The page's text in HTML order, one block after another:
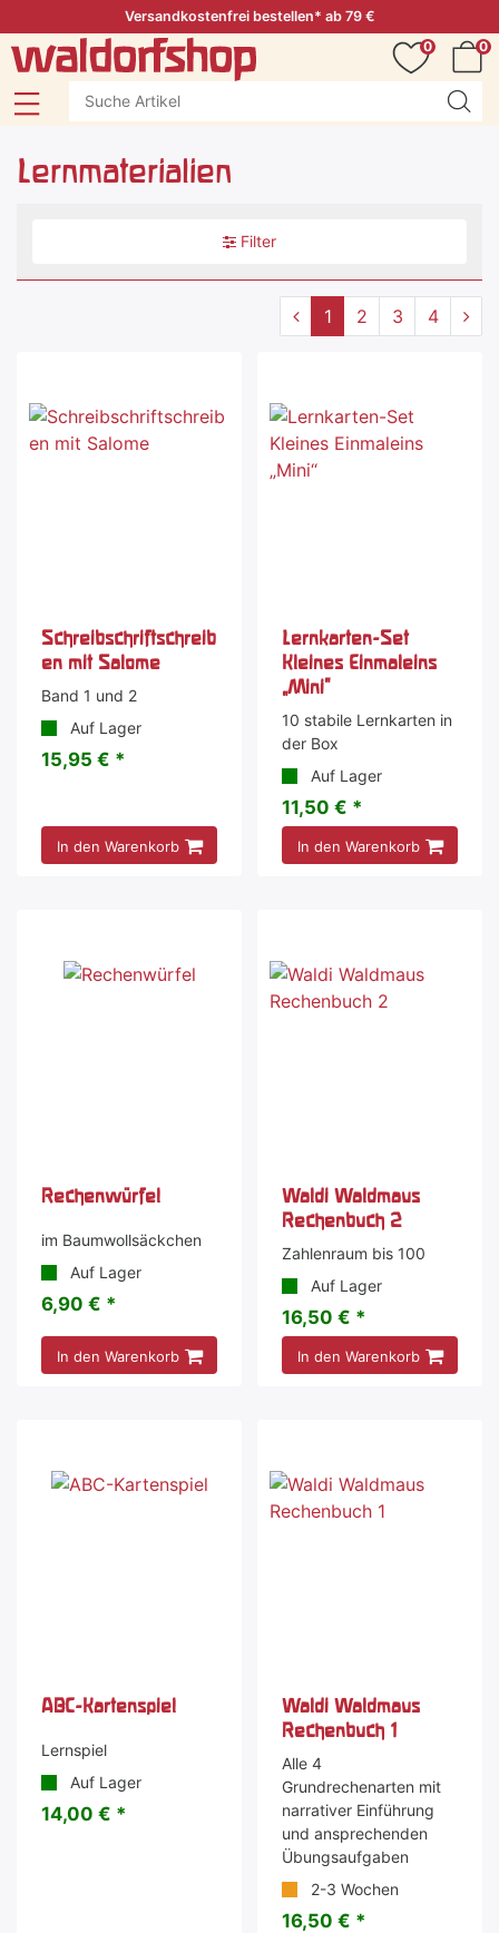
Versandkostenfrei bestellen* ab 79 €
0
0
Lernmaterialien
Filter
1 2 3 4
Schreibschriftschreib
en mit Salome
Band 1 und 2
Auf Lager
15,95 € *
In den Warenkorb
Lernkarten-Set
Kleines Einmaleins
„Mini“
10 stabile Lernkarten in
der Box
Auf Lager
11,50 € *
In den Warenkorb
Rechenwürfel
im Baumwollsäckchen
Auf Lager
6,90 € *
In den Warenkorb
Waldi Waldmaus
Rechenbuch 2
Zahlenraum bis 100
Auf Lager
16,50 € *
In den Warenkorb
ABC-Kartenspiel
Lernspiel
Auf Lager
14,00 € *
Waldi Waldmaus
Rechenbuch 1
Alle 4
Grundrechenarten mit
narrativer Einführung
und ansprechenden
Übungsaufgaben
2-3 Wochen
16,50 € *